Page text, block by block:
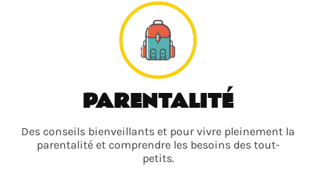
PARENTALITÉ
Des conseils bienveillants et pour vivre pleinement la
parentalité et comprendre les besoins des tout-
petits.